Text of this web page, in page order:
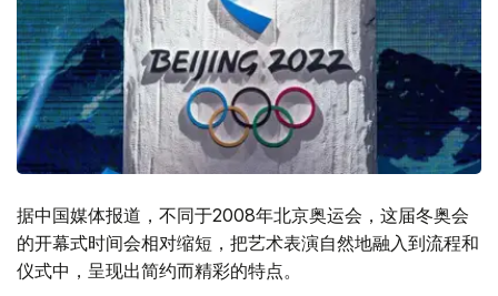
据中国媒体报道，不同于2008年北京奥运会，这届冬奥会
的开幕式时间会相对缩短，把艺术表演自然地融入到流程和
仪式中，呈现出简约而精彩的特点。